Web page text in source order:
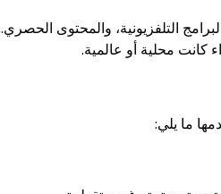
التلفزيونية، والمحتوى الحصري.
كانت محلية أو عالمية.
ما يلي: